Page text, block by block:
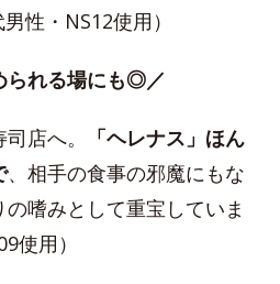
性・NS12使用）
られる場にも◎／
店へ。
「ヘレナス」ほん
、相手の食事の邪魔にもな
嗜みとして重宝していま
使用）